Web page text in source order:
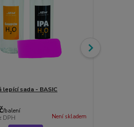
lepící sada - BASIC
/balení
DPH Není skladem